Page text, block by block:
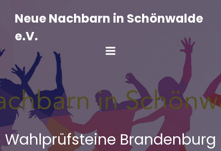
Inhalt
springenNeue Nachbarn in Schönwalde
e.V.
Wahlprüfsteine Brandenburg